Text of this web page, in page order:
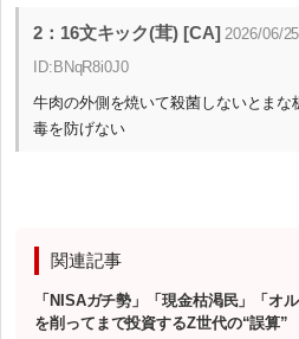
2：16文キック(茸) [CA] 2026/06/
ID:BNqR8i0J0
牛肉の外側を焼いて殺菌しないとまな
毒を防げない
関連記事
「NISAガチ勢」「現金枯渇民」「
を削ってまで投資するZ世代の“誤算”